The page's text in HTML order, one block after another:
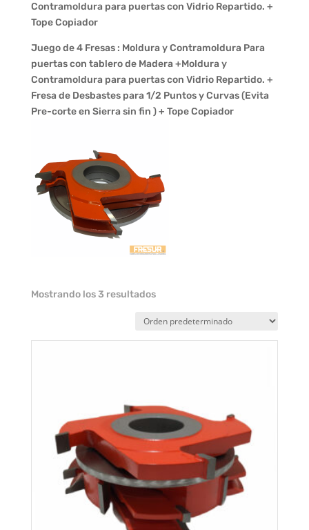
Contramoldura para puertas con Vidrio Repartido. +
Tope Copiador
Juego de 4 Fresas : Moldura y Contramoldura Para
puertas con tablero de Madera +Moldura y
Contramoldura para puertas con Vidrio Repartido. +
Fresa de Desbastes para 1/2 Puntos y Curvas (Evita
Pre-corte en Sierra sin fin ) + Tope Copiador
Mostrando los 3 resultados